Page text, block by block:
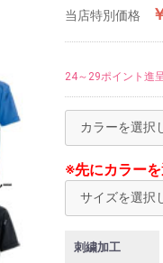
当店特別価格
24～29ポイント進
※先にカラー
刺繍加工